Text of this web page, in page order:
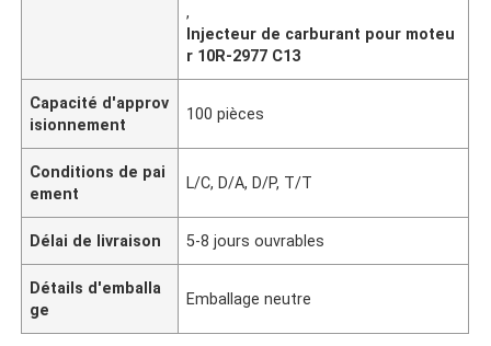
,
Injecteur de carburant pour moteu
r 10R-2977 C13
Capacité d'approv
isionnement
100 pièces
Conditions de pai
ement
L/C, D/A, D/P, T/T
Délai de livraison 5-8 jours ouvrables
Détails d'emballa
ge
Emballage neutre